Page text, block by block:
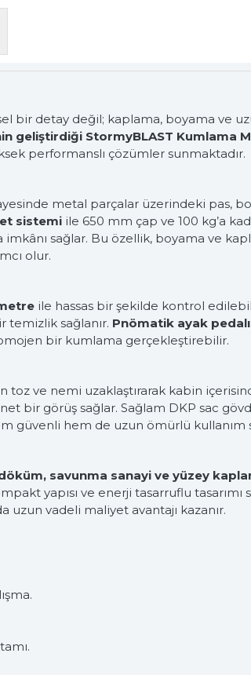
solitions for premium
bir detay değil; kaplama, boyama ve
geliştirdiği StormyBLAST Kumlama
performanslı çözümler sunmaktadır.
metal parçalar üzerindeki pas,
sistemi ile 650 mm çap ve 100 kg’a
sağlar. Bu özellik, boyama ve
olur.
ile hassas bir şekilde kontrol
temizlik sağlanır. Pnömatik ayak pedalı
bir kumlama gerçekleştirebilir.
toz ve nemi uzaklaştırarak kabin
bir görüş sağlar. Sağlam DKP sac
güvenli hem de uzun ömürlü kullanım
savunma sanayi ve yüzey
yapısı ve enerji tasarruflu tasarımı
vadeli maliyet avantajı kazanır.